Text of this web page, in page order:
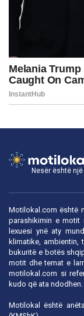
Nesër është
Motilokal.com është
parashikimin e motit
lexuesi ynë aty
klimatike, ambientin,
bukuritë e botës
motit dhe temat e
motilokal.com si
kudo që ata ndodhen.
Motilokal është